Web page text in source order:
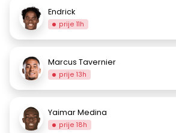
Endrick
prije 11h
Marcus Tavernier
prije 13h
Yaimar Medina
prije 18h